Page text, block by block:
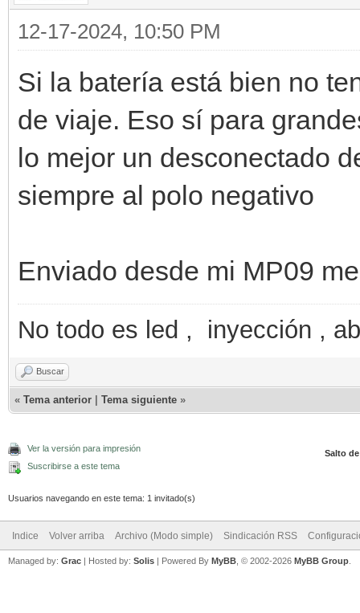
12-17-2024, 10:50 PM
Si la batería está bien no
de viaje. Eso sí para
lo mejor un desconectado
siempre al polo negativo
Enviado desde mi MP09
No todo es led , inyección ,
Buscar
« Tema anterior Tema siguiente »
Ver la versión para impresión
Suscribirse a este tema
Salto
Usuarios navegando en este tema: 1 invitado(s)
Indice Volver arriba Archivo (Modo simple) Sindicación RSS
Managed by: Grac | Hosted by: Solis | Powered By MyBB , © 2002-2026 MyBB Group